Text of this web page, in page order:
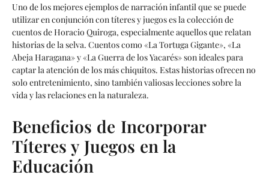
Uno de los mejores ejemplos de narración infantil que se puede
utilizar en conjunción con títeres y juegos es la colección de
cuentos de Horacio Quiroga, especialmente aquellos que relatan
historias de la selva. Cuentos como «La Tortuga Gigante», «La
Abeja Haragana» y «La Guerra de los Yacarés» son ideales para
captar la atención de los más chiquitos. Estas historias ofrecen no
solo entretenimiento, sino también valiosas lecciones sobre la
vida y las relaciones en la naturaleza.
Beneficios de Incorporar
Títeres y Juegos en la
Educación